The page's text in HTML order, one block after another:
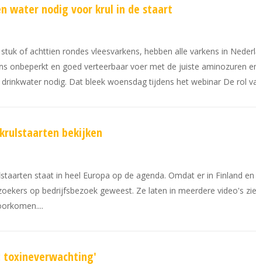
water nodig voor krul in de staart
of achttien rondes vleesvarkens, hebben alle varkens in
onbeperkt en goed verteerbaar voer met de juiste aminozuren
nodig. Dat bleek woensdag tijdens het webinar De rol
bekijken
staat in heel Europa op de agenda. Omdat er in Finland
op bedrijfsbezoek geweest. Ze laten in meerdere video's